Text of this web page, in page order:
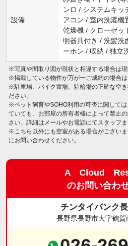
設備
ンロ / システムキッ
アコン / 室内洗濯機
乾燥機 / クローゼッ
明器具付き / 洗髪洗
ーホン / 収納 / 独立
※写真や間取り図が現状と相違する場合は現
※掲載している物件が万が一ご成約の場合は
※駐車場、バイク置場、駐輪場の正確な空
ださい。
※ペット飼育やSOHO利用の可否に関して
ていても、お部屋の所有者様によって禁止
さい。詳細はメールやお電話にてスタッフま
※こちら以外にも空室がある場合がござい
にお問い合わせください。
A Cloud
のお問い合わ
チンタイバンク
長野県長野市大字鶴賀